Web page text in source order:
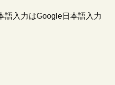
語入力はGoogle日本語入力